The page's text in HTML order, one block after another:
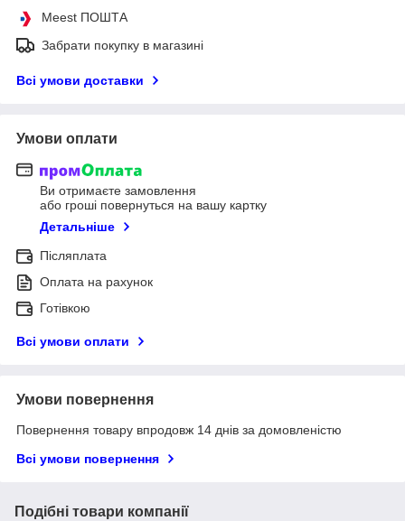
Meest ПОШТА
Забрати покупку в магазині
Всі умови доставки
Умови оплати
Ви отримаєте замовлення
або гроші повернуться на вашу картку
Детальніше
Післяплата
Оплата на рахунок
Готівкою
Всі умови оплати
Умови повернення
Повернення товару впродовж 14 днів за домовленістю
Всі умови повернення
Подібні товари компанії